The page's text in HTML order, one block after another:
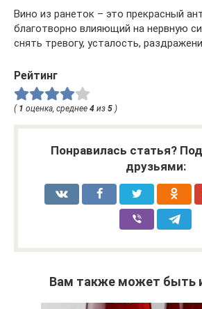
Вино из ранеток – это прекрасный
благотворно влияющий на нервную
снять тревогу, усталость,
Рейтинг
( 1 оценка, среднее 4 из 5 )
Понравилась статья?
друзьями:
Вам также может быть